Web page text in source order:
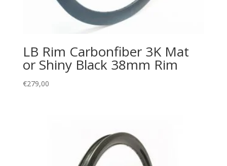
LB Rim Carbonfiber 3K Mat
or Shiny Black 38mm Rim
€279,00